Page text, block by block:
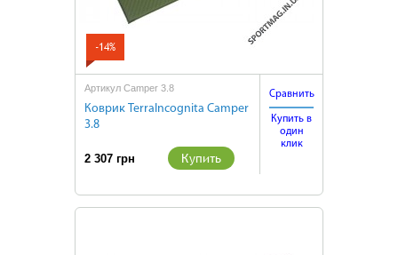
-14%
Артикул Camper 3.8
Коврик TerraIncognita Camper
3.8
2 307 грн Купить
Сравнить
Купить в
один
клик